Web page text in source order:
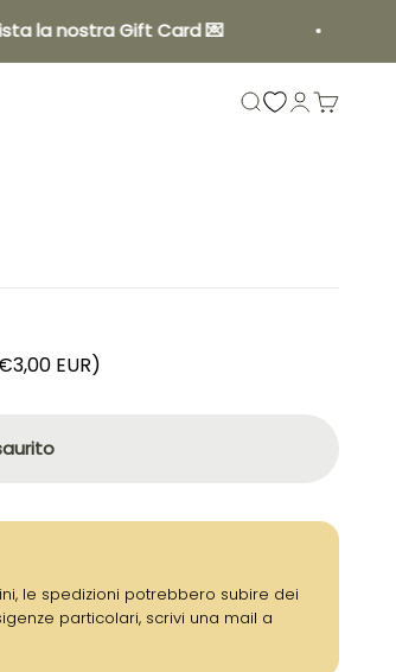
la nostra Gift Card 💌
Mostra il menu di
Mostra
Mostra il
EUR)
le spedizioni potrebbero subire dei
particolari, scrivi una mail a